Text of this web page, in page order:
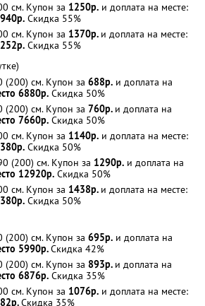
см. Купон за 1250р. и доплата на месте:
Скидка 55%
см. Купон за 1370р. и доплата на месте:
Скидка 55%
см. Купон за 688р. и доплата на
6880р. Скидка 50%
см. Купон за 760р. и доплата на
7660р. Скидка 50%
см. Купон за 1140р. и доплата на месте:
Скидка 50%
(200) см. Купон за 1290р. и доплата на
12920р. Скидка 50%
см. Купон за 1438р. и доплата на месте:
Скидка 50%
см. Купон за 695р. и доплата на
5990р.Скидка 42%
см. Купон за 893р. и доплата на
6876р. Скидка 35%
см. Купон за 1076р. и доплата на месте:
Скидка 35%